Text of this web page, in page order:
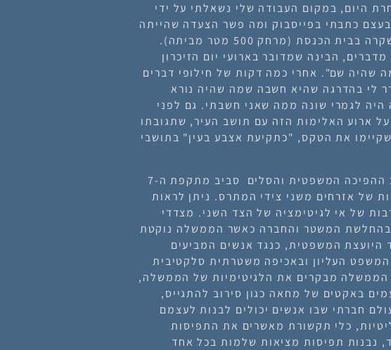
היום, במקום העבודה שלי נשאלתי על ידי
כתבתי בפייסבוק ומה פשר הצעדה שהייתה
אתמול. היא לא ידעה הרבה על מה שקרה בבית הכנסת (מרחק 500 מטר מביתה).
הבינה שמדובר בארועי יום הזיכרון
שהיה שם". אחרי כמה דקות של חילופי דברים
לי בהדרגה שהיא חשבה שמה שהיה נורא
היה לגמרי שונה ממה שאני חשבתי. גם לפני
ארוע האלימות הזה עם תושב העיר, שתגובתו
את הטקס, "כתקיעת אצבע בעין" בתושבי
השסע הפוליטי בישראל, שהחל סביב ההפיכה המשפטית והסלים סביב מתקפת ה-7
של אזרחים משני צידי המתרס. ניתן לראות
של אי לגיטימציה של הצד השני. מצדדי
המשטר והחברה כאשר הממשלה נוקטת
היועצת המשפטית, כנגד אנשים המביעים
העליון ובאכיפה משטרתית סלקטיבית
הממשלה מבקרים את הלגיטימיות של הממשלה,
באקטים של מחאה כגון סירוב להתגייס,
חברתי שבו אנשים יכולים לבנות לעצמם
כלי תקשורת מאשרים את התפיסות
נבנות תפיסות מציאות שלמות בכל אחד